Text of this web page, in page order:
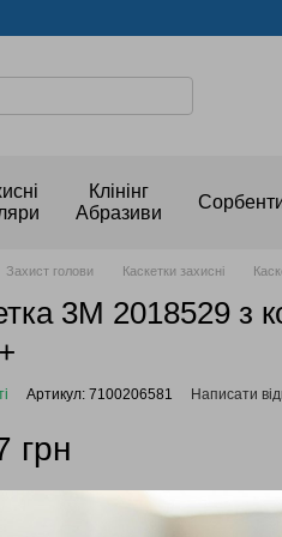
Клінінг
Абразиви
Захист голови Каскетки захисні
3M 2018529 з
Артикул: 7100206581 Написати
грн
для відображення накопичувальної